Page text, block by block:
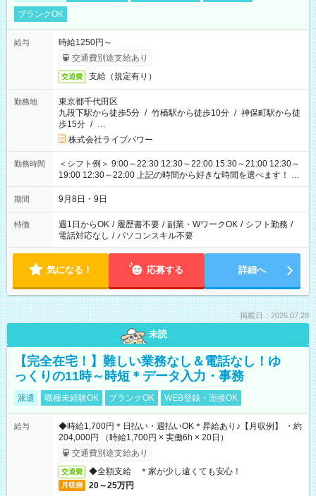
ブランクOK
給与
時給1250円～
交通費別途支給あり
交通費 支給（規定有り）
勤務地
東京都千代田区
九段下駅から徒歩5分 / 竹橋駅から徒歩10分 / 神保町駅から徒
歩15分 / …
株式会社ライブパワー
勤務時間
＜シフト例＞ 9:00～22:30 12:30～22:00 15:30～21:00 12:30～
19:00 12:30～22:00 上記の時間から好きな時間を選べます！ ※
時間は変更となる可能性があります
期間 9月8日・9日
特徴 週1日からOK / 履歴書不要 / 副業・WワークOK / シフト勤務 /
電話対応なし / パソコンスキル不要
気になる！ 応募する 詳細へ
掲載日：2026.07.29
未読
【完全在宅！】難しい業務なし＆電話なし！ゆ
っくりの11時～時短＊データ入力・事務
派遣 職種未経験OK ブランクOK WEB登録・面接OK
給与
◆時給1,700円＊日払い・週払いOK＊昇給あり♪【月収例】 ・約
204,000円 （時給1,700円 × 実働6h × 20日）
交通費別途支給あり
交通費 ◆全額支給 ＊家が少し遠くても安心！
月収例 20～25万円